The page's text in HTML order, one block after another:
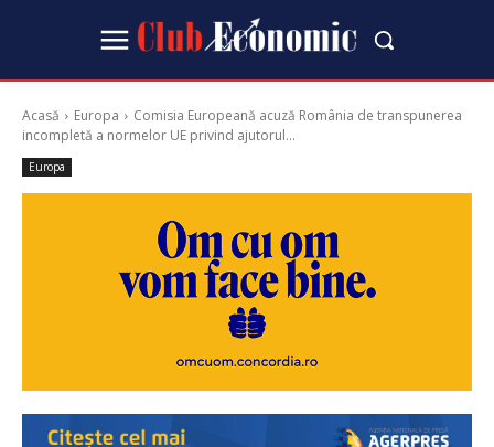
Acasă Europa
Comisia Europeană acuză România de transpunerea
incompletă a normelor UE privind ajutorul...
Europa